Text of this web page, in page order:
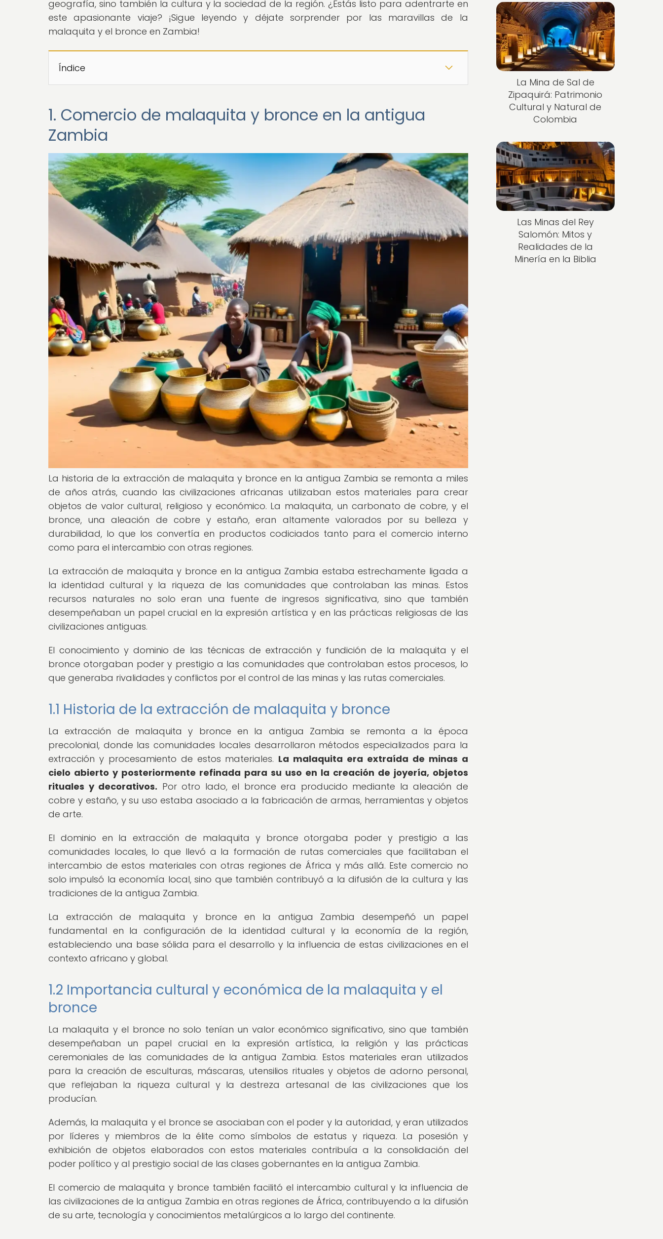
geografía, sino también la cultura y la sociedad de la región. ¿Estás listo para adentrarte en
este apasionante viaje? ¡Sigue leyendo y déjate sorprender por las maravillas de la
malaquita y el bronce en Zambia!
Índice
1. Comercio de malaquita y bronce en la antigua
Zambia
La historia de la extracción de malaquita y bronce en la antigua Zambia se remonta a miles
de años atrás, cuando las civilizaciones africanas utilizaban estos materiales para crear
objetos de valor cultural, religioso y económico. La malaquita, un carbonato de cobre, y el
bronce, una aleación de cobre y estaño, eran altamente valorados por su belleza y
durabilidad, lo que los convertía en productos codiciados tanto para el comercio interno
como para el intercambio con otras regiones.
La extracción de malaquita y bronce en la antigua Zambia estaba estrechamente ligada a
la identidad cultural y la riqueza de las comunidades que controlaban las minas. Estos
recursos naturales no solo eran una fuente de ingresos significativa, sino que también
desempeñaban un papel crucial en la expresión artística y en las prácticas religiosas de las
civilizaciones antiguas.
El conocimiento y dominio de las técnicas de extracción y fundición de la malaquita y el
bronce otorgaban poder y prestigio a las comunidades que controlaban estos procesos, lo
que generaba rivalidades y conflictos por el control de las minas y las rutas comerciales.
1.1 Historia de la extracción de malaquita y bronce
La extracción de malaquita y bronce en la antigua Zambia se remonta a la época
precolonial, donde las comunidades locales desarrollaron métodos especializados para la
extracción y procesamiento de estos materiales. La malaquita era extraída de minas a
cielo abierto y posteriormente refinada para su uso en la creación de joyería, objetos
rituales y decorativos. Por otro lado, el bronce era producido mediante la aleación de
cobre y estaño, y su uso estaba asociado a la fabricación de armas, herramientas y objetos
de arte.
El dominio en la extracción de malaquita y bronce otorgaba poder y prestigio a las
comunidades locales, lo que llevó a la formación de rutas comerciales que facilitaban el
intercambio de estos materiales con otras regiones de África y más allá. Este comercio no
solo impulsó la economía local, sino que también contribuyó a la difusión de la cultura y las
tradiciones de la antigua Zambia.
La extracción de malaquita y bronce en la antigua Zambia desempeñó un papel
fundamental en la configuración de la identidad cultural y la economía de la región,
estableciendo una base sólida para el desarrollo y la influencia de estas civilizaciones en el
contexto africano y global.
1.2 Importancia cultural y económica de la malaquita y el
bronce
La malaquita y el bronce no solo tenían un valor económico significativo, sino que también
desempeñaban un papel crucial en la expresión artística, la religión y las prácticas
ceremoniales de las comunidades de la antigua Zambia. Estos materiales eran utilizados
para la creación de esculturas, máscaras, utensilios rituales y objetos de adorno personal,
que reflejaban la riqueza cultural y la destreza artesanal de las civilizaciones que los
producían.
Además, la malaquita y el bronce se asociaban con el poder y la autoridad, y eran utilizados
por líderes y miembros de la élite como símbolos de estatus y riqueza. La posesión y
exhibición de objetos elaborados con estos materiales contribuía a la consolidación del
poder político y al prestigio social de las clases gobernantes en la antigua Zambia.
El comercio de malaquita y bronce también facilitó el intercambio cultural y la influencia de
las civilizaciones de la antigua Zambia en otras regiones de África, contribuyendo a la difusión
de su arte, tecnología y conocimientos metalúrgicos a lo largo del continente.
La Mina de Sal de
Zipaquirá: Patrimonio
Cultural y Natural de
Colombia
Las Minas del Rey
Salomón: Mitos y
Realidades de la
Minería en la Biblia